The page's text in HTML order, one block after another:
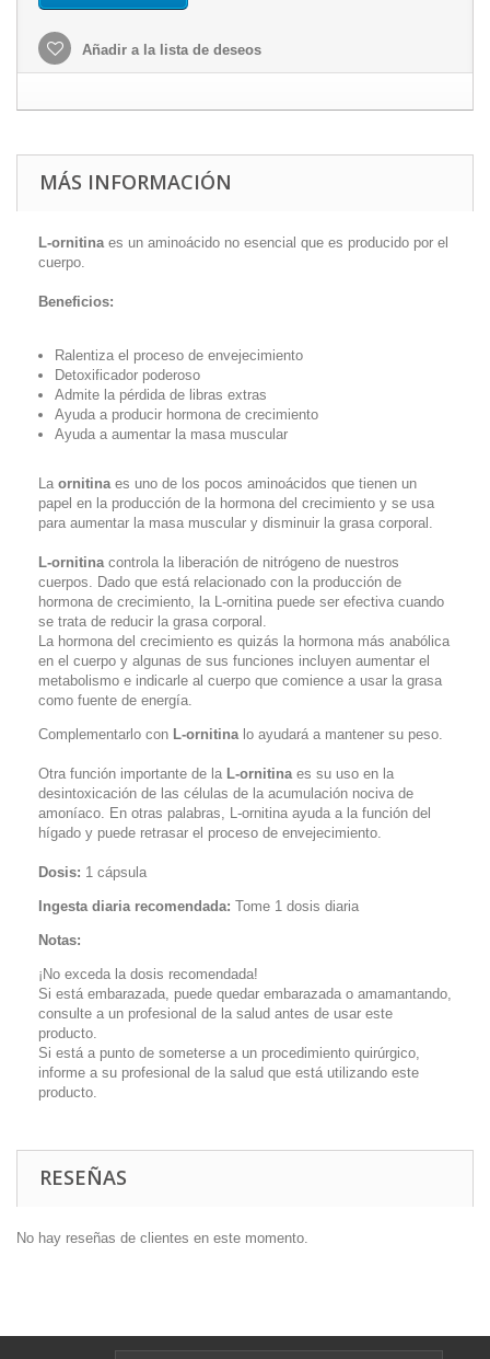
Añadir a la lista de deseos
MÁS INFORMACIÓN
L-ornitinaes un aminoácido no esencial que es producido por el
cuerpo.
Beneficios:
Ralentiza el proceso de envejecimiento
Detoxificador poderoso
Admite la pérdida de libras extras
Ayuda a producir hormona de crecimiento
Ayuda a aumentar la masa muscular
La ornitinaes uno de los pocos aminoácidos que tienen un
papel en la producción de la hormona del crecimiento y se usa
para aumentar la masa muscular y disminuir la grasa corporal.
L-ornitinacontrola la liberación de nitrógeno de nuestros
cuerpos. Dado que está relacionado con la producción de
hormona de crecimiento, la L-ornitina puede ser efectiva cuando
se trata de reducir la grasa corporal.
La hormona del crecimiento es quizás la hormona más anabólica
en el cuerpo y algunas de sus funciones incluyen aumentar el
metabolismo e indicarle al cuerpo que comience a usar la grasa
como fuente de energía.
Complementarlo con L-ornitinalo ayudará a mantener su peso.
Otra función importante de la L-ornitinaes su uso en la
desintoxicación de las células de la acumulación nociva de
amoníaco. En otras palabras, L-ornitina ayuda a la función del
hígado y puede retrasar el proceso de envejecimiento.
Dosis: 1 cápsula
Ingesta diaria recomendada: Tome 1 dosis diaria
Notas:
¡No exceda la dosis recomendada!
Si está embarazada, puede quedar embarazada o amamantando,
consulte a un profesional de la salud antes de usar este
producto.
Si está a punto de someterse a un procedimiento quirúrgico,
informe a su profesional de la salud que está utilizando este
producto.
RESEÑAS
No hay reseñas de clientes en este momento.